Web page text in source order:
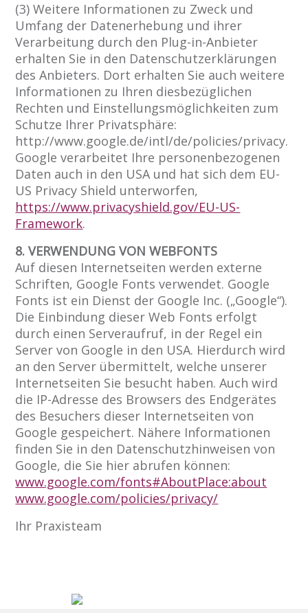
(3) Weitere Informationen zu Zweck und
Umfang der Datenerhebung und ihrer
Verarbeitung durch den Plug-in-Anbieter
erhalten Sie in den Datenschutzerklärungen
des Anbieters. Dort erhalten Sie auch weitere
Informationen zu Ihren diesbezüglichen
Rechten und Einstellungsmöglichkeiten zum
Schutze Ihrer Privatsphäre:
http://www.google.de/intl/de/policies/privacy.
Google verarbeitet Ihre personenbezogenen
Daten auch in den USA und hat sich dem EU-
US Privacy Shield unterworfen,
https://www.privacyshield.gov/EU-US-
Framework.
8. VERWENDUNG VON WEBFONTS
Auf diesen Internetseiten werden externe
Schriften, Google Fonts verwendet. Google
Fonts ist ein Dienst der Google Inc. („Google“).
Die Einbindung dieser Web Fonts erfolgt
durch einen Serveraufruf, in der Regel ein
Server von Google in den USA. Hierdurch wird
an den Server übermittelt, welche unserer
Internetseiten Sie besucht haben. Auch wird
die IP-Adresse des Browsers des Endgerätes
des Besuchers dieser Internetseiten von
Google gespeichert. Nähere Informationen
finden Sie in den Datenschutzhinweisen von
Google, die Sie hier abrufen können:
www.google.com/fonts#AboutPlace:about
www.google.com/policies/privacy/
Ihr Praxisteam